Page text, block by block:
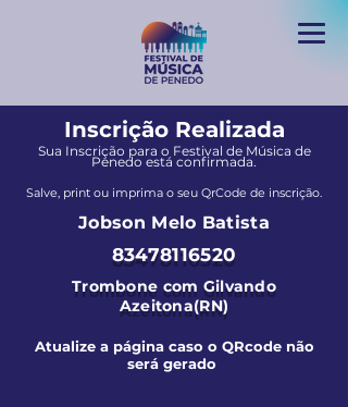
Inscrição Realizada
Sua Inscrição para o Festival de Música de
Penedo está confirmada.
Salve, print ou imprima o seu QrCode de inscrição.
Jobson Melo Batista
83478116520
Trombone com Gilvando
Azeitona(RN)
Atualize a página caso o QRcode não
será gerado